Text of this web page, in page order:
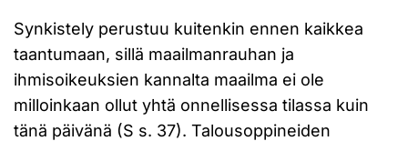
Synkistely perustuu kuitenkin ennen kaikkea
taantumaan, sillä maailmanrauhan ja
ihmisoikeuksien kannalta maailma ei ole
milloinkaan ollut yhtä onnellisessa tilassa kuin
tänä päivänä (S s. 37). Talousoppineiden